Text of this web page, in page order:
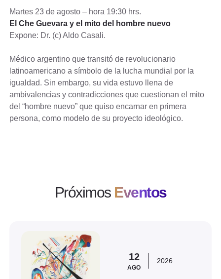
Martes 23 de agosto – hora 19:30 hrs.
El Che Guevara y el mito del hombre nuevo
Expone: Dr. (c) Aldo Casali.
Médico argentino que transitó de revolucionario
latinoamericano a símbolo de la lucha mundial por la
igualdad. Sin embargo, su vida estuvo llena de
ambivalencias y contradicciones que cuestionan el mito
del “hombre nuevo” que quiso encarnar en primera
persona, como modelo de su proyecto ideológico.
Próximos Eventos
12
AGO
2026
Ver evento